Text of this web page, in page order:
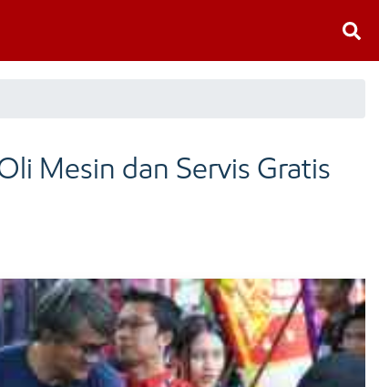
Mesin dan Servis Gratis